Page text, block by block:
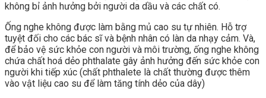
không bỉ ảnh hưởng bởi người da dầu và các chất có.
Ống nghe không được làm bằng mủ cao su tự nhiên. Hỗ trợ
tuyệt đối cho các bác sĩ và bệnh nhân có làn da nhạy cảm. Và,
để bảo vệ sức khỏe con người và môi trường, ống nghe không
chứa chất hoá dẻo phthalate gây ảnh hưởng đến sức khỏe con
người khi tiếp xúc (chất phthalete là chất thường được thêm
vào vật liệu cao su để làm tăng tính dẻo của dây)